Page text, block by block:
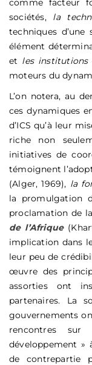
comme facteur
sociétés, la
techniques
élément
et les institutions
moteurs du
L’on notera, au
ces dynamiques
d’ICS qu’à leur
riche non
initiatives de
témoignent
(Alger, 1969), la
la promulgation
proclamation de la
de l’Afrique
implication dans
leur peu de
œuvre des
assorties ont
partenaires. La
gouvernements
rencontres
développement »
de contrepartie